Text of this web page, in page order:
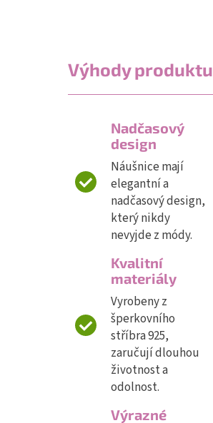
Výhody produktu
Nadčasový
design
Náušnice mají
elegantní a
nadčasový design,
který nikdy
nevyjde z módy.
Kvalitní
materiály
Vyrobeny z
šperkovního
stříbra 925,
zaručují dlouhou
životnost a
odolnost.
Výrazné